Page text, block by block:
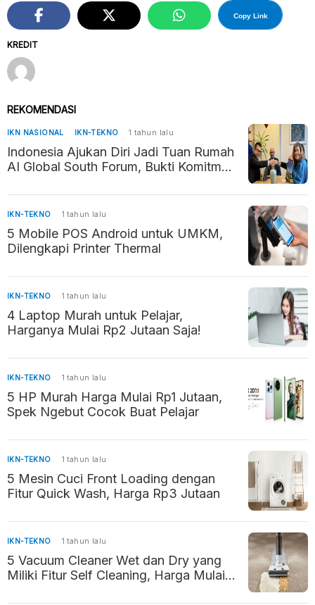
KREDIT
Copy Link
REKOMENDASI
IKN NASIONAL IKN-TEKNO 1 tahun lalu
Indonesia Ajukan Diri Jadi Tuan Rumah
AI Global South Forum, Bukti Komitmen
IKN-TEKNO 1 tahun lalu
5 Mobile POS Android untuk UMKM,
Dilengkapi Printer Thermal
IKN-TEKNO 1 tahun lalu
4 Laptop Murah untuk Pelajar,
Harganya Mulai Rp2 Jutaan Saja!
IKN-TEKNO 1 tahun lalu
5 HP Murah Harga Mulai Rp1 Jutaan,
Spek Ngebut Cocok Buat Pelajar
IKN-TEKNO 1 tahun lalu
5 Mesin Cuci Front Loading dengan
Fitur Quick Wash, Harga Rp3 Jutaan
IKN-TEKNO 1 tahun lalu
5 Vacuum Cleaner Wet dan Dry yang
Miliki Fitur Self Cleaning, Harga Mulai